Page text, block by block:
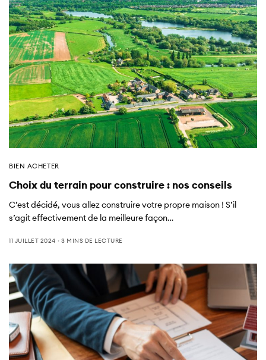
BIEN ACHETER
Choix du terrain pour construire : nos conseils
C’est décidé, vous allez construire votre propre maison ! S’il
s’agit effectivement de la meilleure façon…
11 JUILLET 2024 3 MINS DE LECTURE